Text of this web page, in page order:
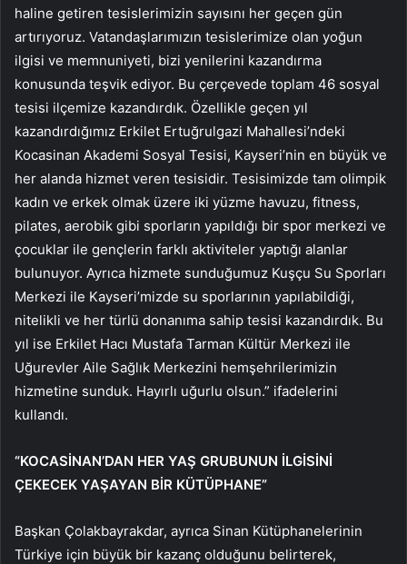
haline getiren tesislerimizin sayısını her geçen gün
artırıyoruz. Vatandaşlarımızın tesislerimize olan yoğun
ilgisi ve memnuniyeti, bizi yenilerini kazandırma
konusunda teşvik ediyor. Bu çerçevede toplam 46 sosyal
tesisi ilçemize kazandırdık. Özellikle geçen yıl
kazandırdığımız Erkilet Ertuğrulgazi Mahallesi’ndeki
Kocasinan Akademi Sosyal Tesisi, Kayseri’nin en büyük ve
her alanda hizmet veren tesisidir. Tesisimizde tam olimpik
kadın ve erkek olmak üzere iki yüzme havuzu, fitness,
pilates, aerobik gibi sporların yapıldığı bir spor merkezi ve
çocuklar ile gençlerin farklı aktiviteler yaptığı alanlar
bulunuyor. Ayrıca hizmete sunduğumuz Kuşçu Su Sporları
Merkezi ile Kayseri’mizde su sporlarının yapılabildiği,
nitelikli ve her türlü donanıma sahip tesisi kazandırdık. Bu
yıl ise Erkilet Hacı Mustafa Tarman Kültür Merkezi ile
Uğurevler Aile Sağlık Merkezini hemşehrilerimizin
hizmetine sunduk. Hayırlı uğurlu olsun.” ifadelerini
kullandı.
“KOCASİNAN’DAN HER YAŞ GRUBUNUN İLGİSİNİ
ÇEKECEK YAŞAYAN BİR KÜTÜPHANE”
Başkan Çolakbayrakdar, ayrıca Sinan Kütüphanelerinin
Türkiye için büyük bir kazanç olduğunu belirterek,